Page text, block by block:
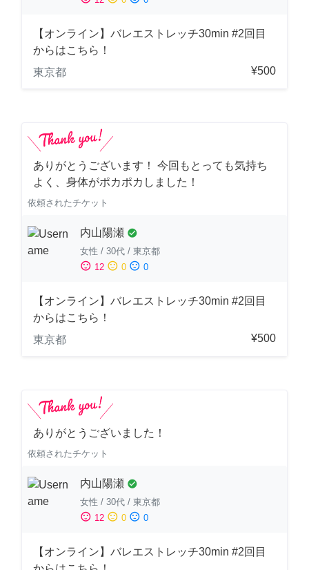
【オンライン】バレエストレッチ30min #2回目
からはこちら！
東京都
¥500
ありがとうございます！ 今回もとっても気持ち
よく、身体がポカポカしました！
依頼されたチケット
内山陽瀬 check_circle
女性 / 30代 / 東京都
sentiment_satisfied 12 sentiment_neutral 0 sentiment_dissatisfied 0
【オンライン】バレエストレッチ30min #2回目
からはこちら！
東京都
¥500
ありがとうございました！
依頼されたチケット
内山陽瀬 check_circle
女性 / 30代 / 東京都
sentiment_satisfied 12 sentiment_neutral 0 sentiment_dissatisfied 0
【オンライン】バレエストレッチ30min #2回目